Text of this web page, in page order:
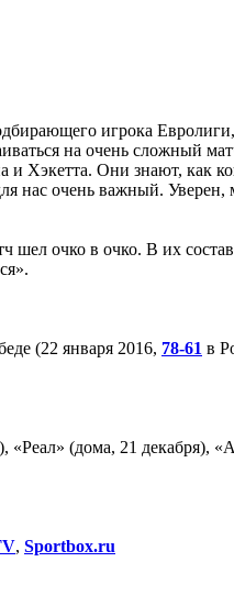
игрока
на очень сложный
Хэкетта. Они знают, как
нас очень важный. Уверен,
шел очко в очко. В их
(22 января 2016, 78-61 в
(дома, 21 декабря),
, Sportbox.ru